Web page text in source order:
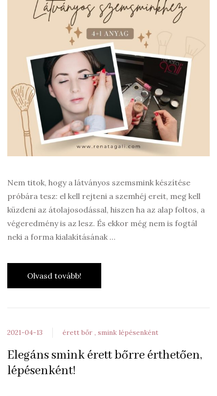
Nem titok, hogy a látványos szemsmink készítése
próbára tesz: el kell rejteni a szemhéj ereit, meg kell
küzdeni az átolajosodással, hiszen ha az alap foltos, a
végeredmény is az lesz. És ekkor még nem is fogtál
neki a forma kialakításának …
Olvasd tovább!
2021-04-13 érett bőr smink lépésenként
Elegáns smink érett bőrre érthetően,
lépésenként!